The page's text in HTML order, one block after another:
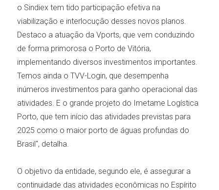
o Sindiex tem tido participação efetiva na
viabilização e interlocução desses novos planos.
Destaco a atuação da Vports, que vem conduzindo
de forma primorosa o Porto de Vitória,
implementando diversos investimentos importantes.
Temos ainda o TVV-Login, que desempenha
inúmeros investimentos para ganho operacional das
atividades. E o grande projeto do Imetame Logística
Porto, que tem início das atividades previstas para
2025 como o maior porto de águas profundas do
Brasil", detalha.
O objetivo da entidade, segundo ele, é assegurar a
continuidade das atividades econômicas no Espírito